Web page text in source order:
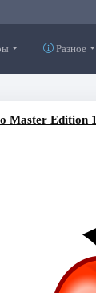
Разное
Master Edition